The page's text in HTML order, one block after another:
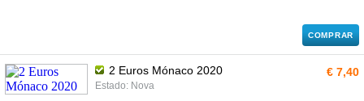
COMPRAR
2 Euros Mónaco 2020
Estado: Nova
€ 7,40